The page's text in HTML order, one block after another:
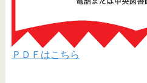
ＰＤＦはこちら